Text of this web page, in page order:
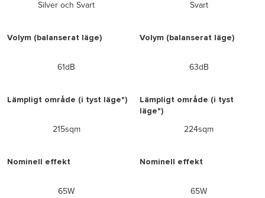
Volym (balanserat läge) Volym (balanserat läge)
Lämpligt område (i tyst läge")
Lämpligt område (i tyst
läge")
Nominell effekt Nominell effekt
Silver och Svart
61dB
215sqm
65W
Svart
63dB
224sqm
65W